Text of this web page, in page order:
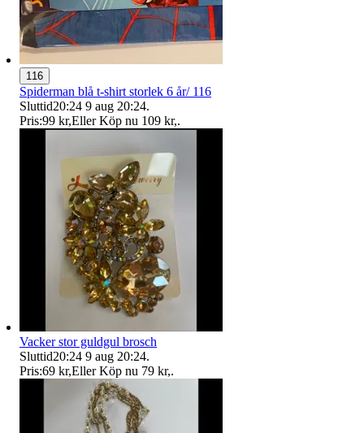
116
Spiderman blå t-shirt storlek 6 år/ 116
Sluttid20:24 9 aug 20:24.
Pris:99 kr,Eller Köp nu 109 kr,.
Vacker stor guldgul brosch
Sluttid20:24 9 aug 20:24.
Pris:69 kr,Eller Köp nu 79 kr,.